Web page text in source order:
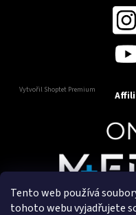
Tento web používá
tohoto webu vyjadřujete
Vytvořil Shoptet Premium
Copyright 2025